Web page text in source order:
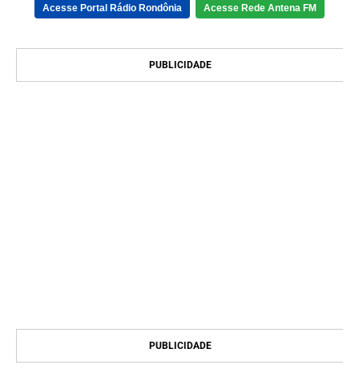
Acesse Portal Rádio Rondônia Acesse Rede Antena FM
PUBLICIDADE
PUBLICIDADE